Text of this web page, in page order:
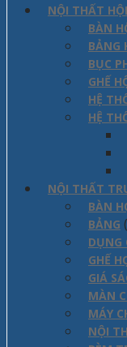
NỘI THẤT
BÀN
BẢNG
BỤC
GHẾ
HỆ
HỆ
NỘI THẤT
BÀN
BẢNG
DỤNG
GHẾ
GIÁ
MÀN
MÁY
NỘI